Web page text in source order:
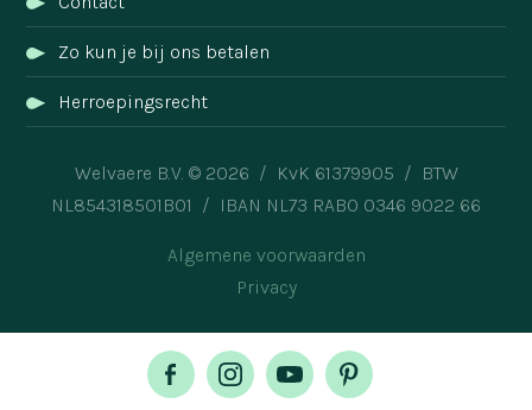
Zo kun je bij ons betalen
Herroepingsrecht
Welvaere B.V. © 2026 / KvK 61379905 / BTW
NL854318501B01 / IBAN NL73 RABO 0346 9022 66
Algemene voorwaarden
Privacy